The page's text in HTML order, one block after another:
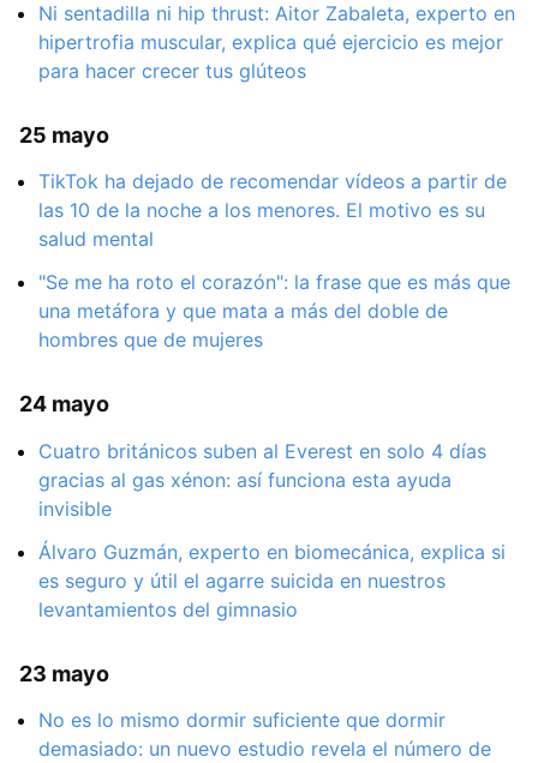
Ni sentadilla ni hip thrust: Aitor Zabaleta, experto en
hipertrofia muscular, explica qué ejercicio es mejor
para hacer crecer tus glúteos
25 mayo
TikTok ha dejado de recomendar vídeos a partir de
las 10 de la noche a los menores. El motivo es su
salud mental
"Se me ha roto el corazón": la frase que es más que
una metáfora y que mata a más del doble de
hombres que de mujeres
24 mayo
Cuatro británicos suben al Everest en solo 4 días
gracias al gas xénon: así funciona esta ayuda
invisible
Álvaro Guzmán, experto en biomecánica, explica si
es seguro y útil el agarre suicida en nuestros
levantamientos del gimnasio
23 mayo
No es lo mismo dormir suficiente que dormir
demasiado: un nuevo estudio revela el número de